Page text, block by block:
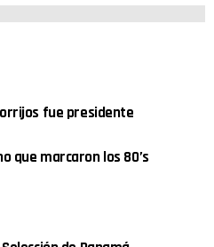
fue presidente
que marcaron los 80’s